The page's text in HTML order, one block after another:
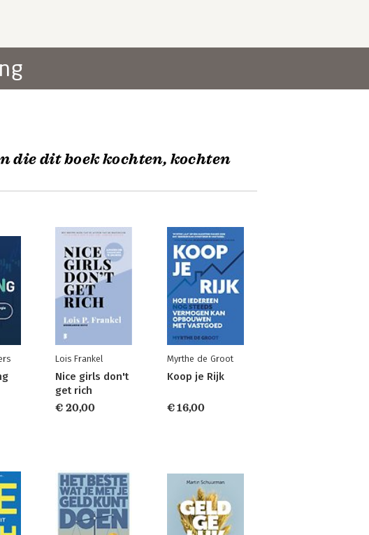
die dit boek kochten, kochten
Lois Frankel
Nice girls don't
get rich
€ 20,00
Myrthe de Groot
Koop je Rijk
€ 16,00